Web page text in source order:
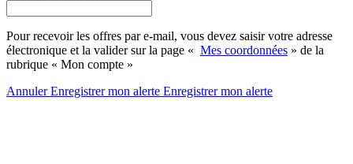
Pour recevoir les offres par e-mail, vous devez saisir votre adresse
électronique et la valider sur la page « Mes coordonnées » de la
rubrique « Mon compte »
AnnulerEnregistrer mon alerte Enregistrermon alerte